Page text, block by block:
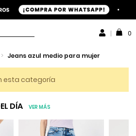
0
> Jeans azul medio para mujer
esta categoría
DÍA VER MÁS